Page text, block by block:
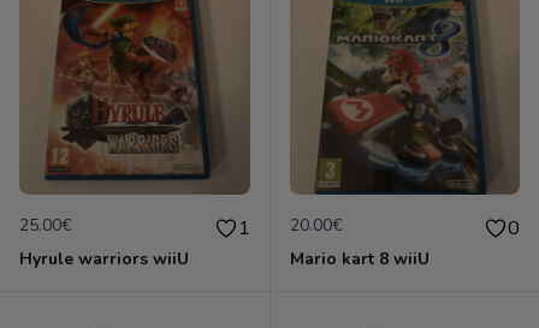
25.00€ 1
Hyrule warriors wiiU
20.00€ 0
Mario kart 8 wiiU